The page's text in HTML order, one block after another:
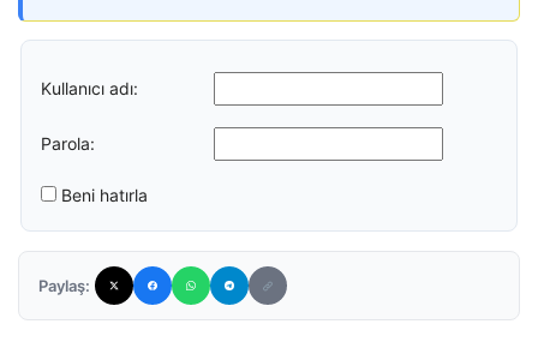
Kullanıcı adı:
Parola:
Beni hatırla
Paylaş: